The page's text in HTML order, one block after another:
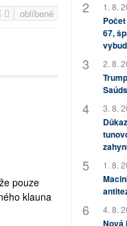
oblíbené
pouze
klauna
1. 8.
67,
2. 8.
3. 8.
1. 8.
4. 8.
Nová